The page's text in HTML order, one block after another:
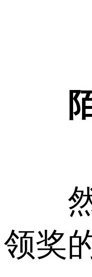
陌
然
领奖